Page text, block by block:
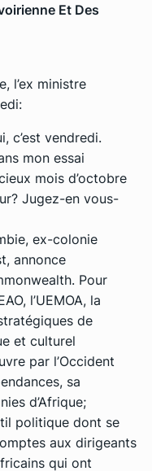
Et Des
l’ex ministre
c’est vendredi.
mon essai
mois d’octobre
Jugez-en vous-
ex-colonie
annonce
Pour
l’UEMOA, la
de
et culturel
par l’Occident
sa
d’Afrique;
politique dont se
aux dirigeants
qui ont